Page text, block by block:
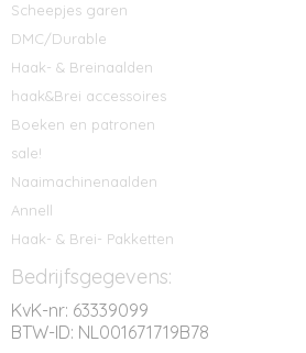
Scheepjes garen
DMC/Durable
Haak- & Breinaalden
haak&Brei accessoires
Boeken en patronen
sale!
Naaimachinenaalden
Annell
Haak- & Brei- Pakketten
Bedrijfsgegevens:
KvK-nr: 63339099
BTW-ID: NL001671719B78